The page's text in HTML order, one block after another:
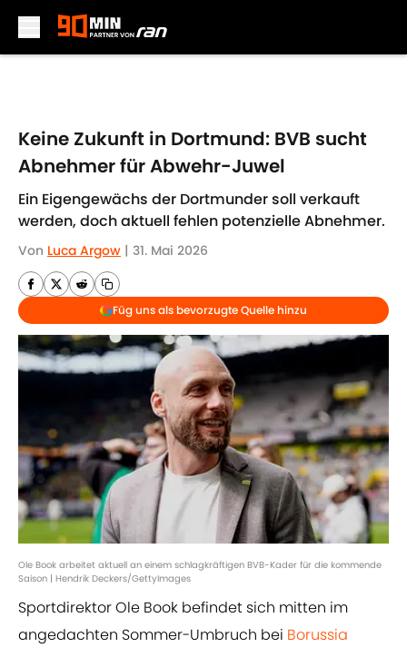
Keine Zukunft in Dortmund: BVB sucht
Abnehmer für Abwehr-Juwel
Ein Eigengewächs der Dortmunder soll verkauft
werden, doch aktuell fehlen potenzielle Abnehmer.
Von Luca Argow | 31. Mai 2026
Füg uns als bevorzugte Quelle hinzu
Ole Book arbeitet aktuell an einem schlagkräftigen BVB-Kader für die kommende
Saison | Hendrik Deckers/GettyImages
Sportdirektor Ole Book befindet sich mitten im
angedachten Sommer-Umbruch bei Borussia